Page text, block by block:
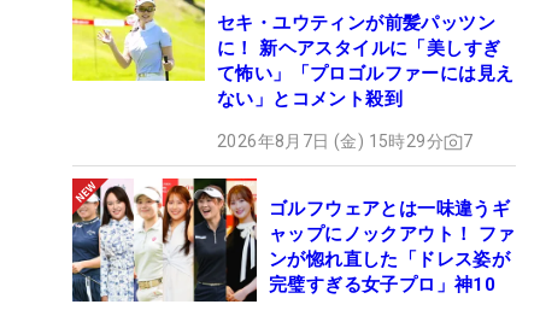
セキ・ユウティンが前髪パッツン
に！ 新ヘアスタイルに「美しすぎ
て怖い」「プロゴルファーには見え
ない」とコメント殺到
2026年8月7日 (金) 15時29分 7
ゴルフウェアとは一味違うギ
ャップにノックアウト！ ファ
ンが惚れ直した「ドレス姿が
完璧すぎる女子プロ」神10